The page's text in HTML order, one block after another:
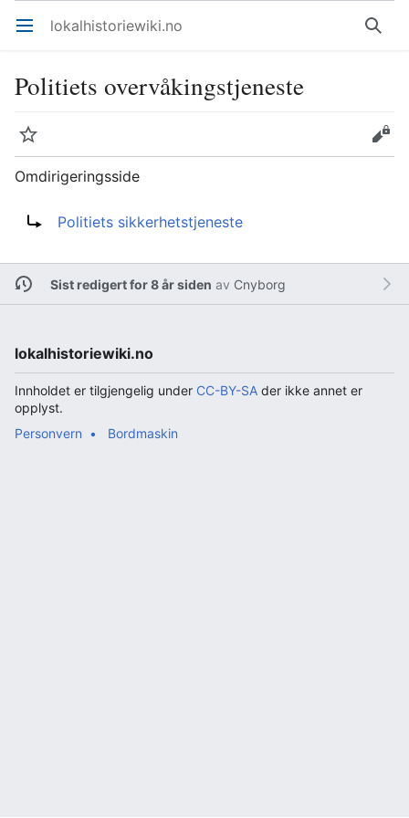
Åpne hovedmenyen lokalhistoriewiki.no Søk
Politiets overvåkingstjeneste
Overvåk
Rediger
Omdirigeringsside
Politiets sikkerhetstjeneste
Sist redigert for 8 år siden av Cnyborg
lokalhistoriewiki.no
Innholdet er tilgjengelig under CC-BY-SA der ikke annet er
opplyst.
Personvern
Bordmaskin